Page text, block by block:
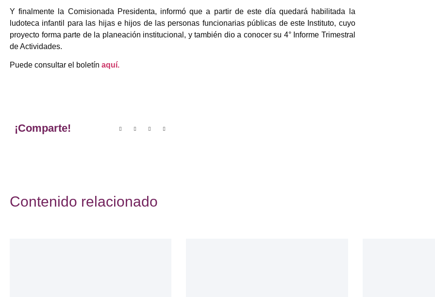
Y finalmente la Comisionada Presidenta, informó que a partir de este día quedará habilitada la
ludoteca infantil para las hijas e hijos de las personas funcionarias públicas de este Instituto, cuyo
proyecto forma parte de la planeación institucional, y también dio a conocer su 4° Informe Trimestral
de Actividades.
Puede consultar el boletín aquí.
¡Comparte!
Contenido relacionado